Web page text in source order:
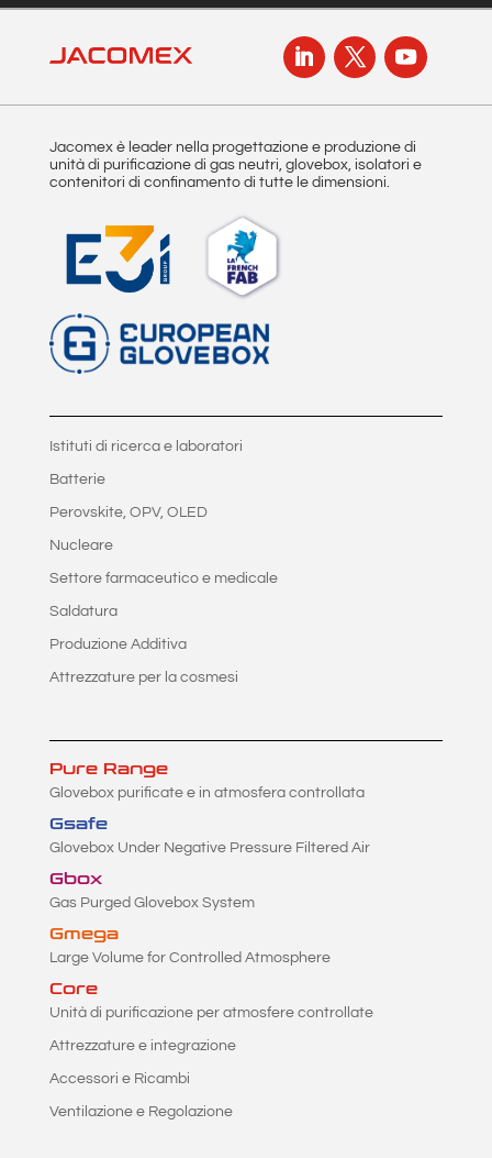
Jacomex è leader nella progettazione e produzione di
unità di purificazione di gas neutri, glovebox, isolatori e
contenitori di confinamento di tutte le dimensioni.
Istituti di ricerca e laboratori
Batterie
Perovskite, OPV, OLED
Nucleare
Settore farmaceutico e medicale
Saldatura
Produzione Additiva
Attrezzature per la cosmesi
Pure Range
Glovebox purificate e in atmosfera controllata
Gsafe
Glovebox Under Negative Pressure Filtered Air
Gbox
Gas Purged Glovebox System
Gmega
Large Volume for Controlled Atmosphere
Core
Unità di purificazione per atmosfere controllate
Attrezzature e integrazione
Accessori e Ricambi
Ventilazione e Regolazione